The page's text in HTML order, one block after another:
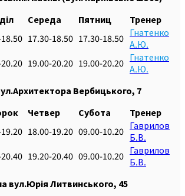
Середа Пятниц
Тренер
17.30-18.50 17.30-18.50 Гнатенко
А.Ю.
19.00-20.20 19.00-20.20 Гнатенко
А.Ю.
Вербицького, 7
Четвер Субота
Тренер
18.00-19.20 09.00-10.20 Гаврилов
Б.В.
19.20-20.40 09.00-10.20 Гаврилов
Б.В.
вул.Юрія Литвинського, 45